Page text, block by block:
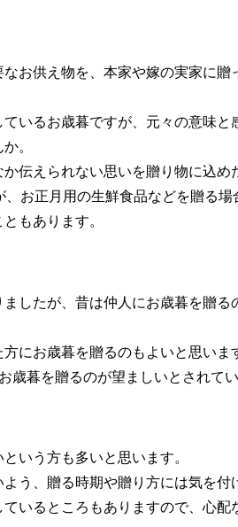
お供え物を、本家や嫁の実家に贈
いるお歳暮ですが、元々の意味と
。
伝えられない思いを贈り物に込め
お正月用の生鮮食品などを贈る場
もあります。
したが、昔は仲人にお歳暮を贈る
にお歳暮を贈るのもよいと思いま
暮を贈るのが望ましいとされてい
いう方も多いと思います。
う、贈る時期や贈り方には気を付
いるところもありますので、心配